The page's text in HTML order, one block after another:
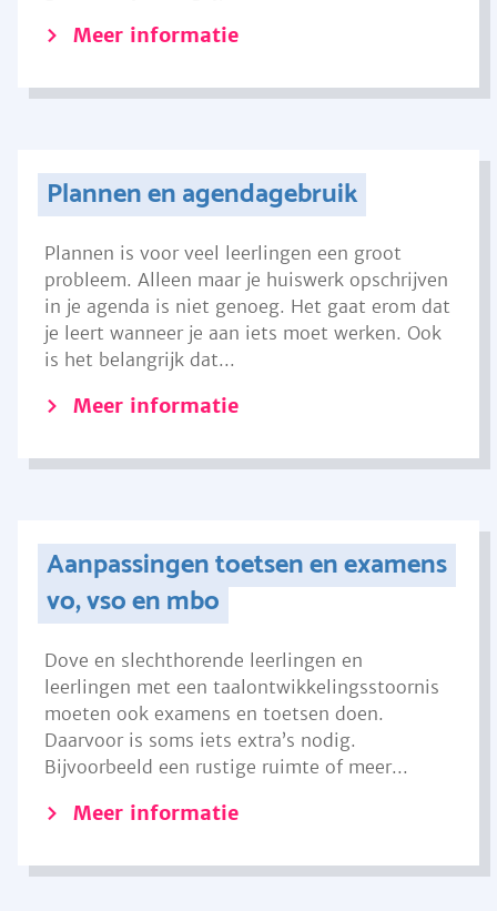
Meer informatie
Plannen en agendagebruik
Plannen is voor veel leerlingen een groot
probleem. Alleen maar je huiswerk opschrijven
in je agenda is niet genoeg. Het gaat erom dat
je leert wanneer je aan iets moet werken. Ook
is het belangrijk dat...
Meer informatie
Aanpassingen toetsen en examens
vo, vso en mbo
Dove en slechthorende leerlingen en
leerlingen met een taalontwikkelingsstoornis
moeten ook examens en toetsen doen.
Daarvoor is soms iets extra’s nodig.
Bijvoorbeeld een rustige ruimte of meer...
Meer informatie